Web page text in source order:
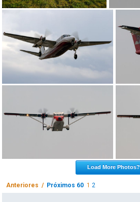
Load More Photos?
Anteriores / Próximos 60 12